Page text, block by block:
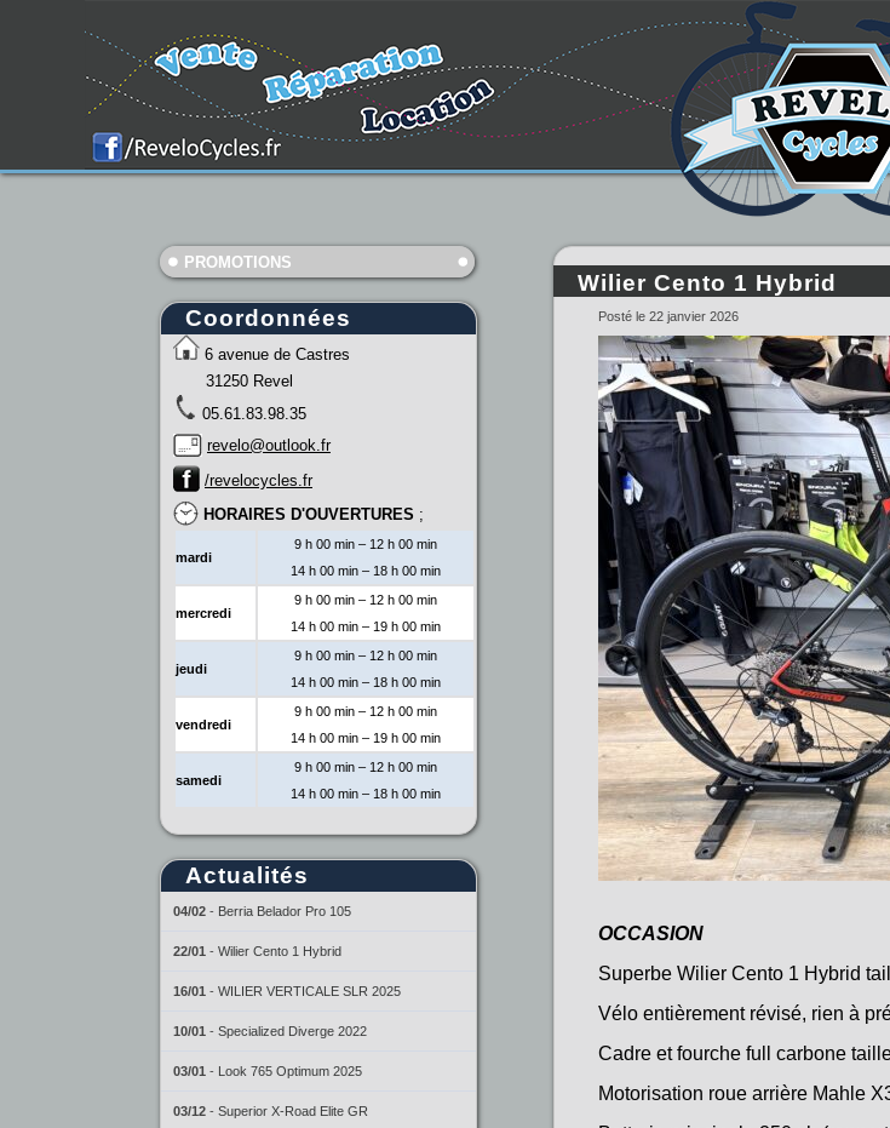
PROMOTIONS
Coordonnées
6 avenue de Castres
31250 Revel
05.61.83.98.35
revelo@outlook.fr
/revelocycles.fr
HORAIRES D'OUVERTURES ;
mardi
9 h 00 min – 12 h 00 min
14 h 00 min – 18 h 00 min
mercredi
9 h 00 min – 12 h 00 min
14 h 00 min – 19 h 00 min
jeudi
9 h 00 min – 12 h 00 min
14 h 00 min – 18 h 00 min
vendredi
9 h 00 min – 12 h 00 min
14 h 00 min – 19 h 00 min
samedi
9 h 00 min – 12 h 00 min
14 h 00 min – 18 h 00 min
Actualités
04/02 - Berria Belador Pro 105
22/01 - Wilier Cento 1 Hybrid
16/01 - WILIER VERTICALE SLR 2025
10/01 - Specialized Diverge 2022
03/01 - Look 765 Optimum 2025
03/12 - Superior X-Road Elite GR
Wilier Cento 1 Hybrid
Posté le 22 janvier 2026
OCCASION
Superbe Wilier Cento 1 Hybrid
Vélo entièrement révisé, rien à
Cadre et fourche full carbone
Motorisation roue arrière Mahle